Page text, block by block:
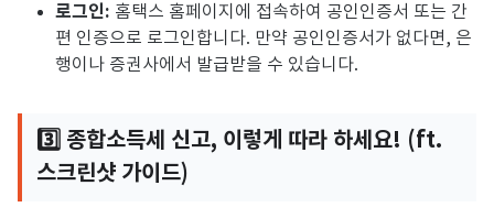
로그인: 홈택스 홈페이지에 접속하여 공인인증서 또는 간
편 인증으로 로그인합니다. 만약 공인인증서가 없다면, 은
행이나 증권사에서 발급받을 수 있습니다.
3️⃣ 종합소득세 신고, 이렇게 따라 하세요! (ft.
스크린샷 가이드)